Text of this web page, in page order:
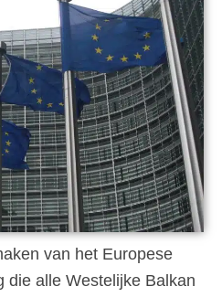
van het Europese
die alle Westelijke Balkan